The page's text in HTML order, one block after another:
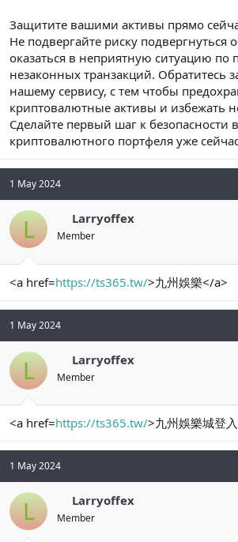
Защитите вашими активы прямо
Не подвергайте риску
оказаться в неприятную ситуацию по
незаконных транзакций. Обратитесь
нашему сервису, с тем чтобы
криптовалютные активы и избежать
Сделайте первый шаг к безопасности
криптовалютного портфеля уже
1 May 2024
L Larryoffex
Member
<a href=https://ts365.tw/>九州娛樂</a>
1 May 2024
L Larryoffex
Member
<a href=https://ts365.tw/>九州娛樂城登
1 May 2024
L Larryoffex
Member